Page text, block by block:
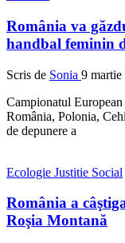
România va
handbal feminin
Scris de Sonia 9 martie
Campionatul
România, Polonia,
de depunere a
Ecologie Justitie Social
România a
Roşia Montană